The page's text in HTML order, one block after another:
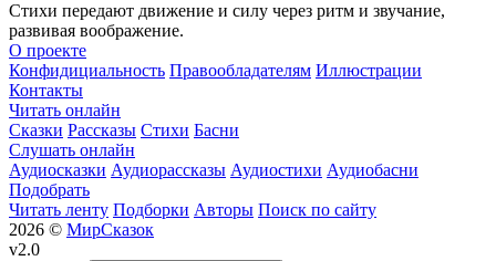
Стихи передают движение и силу через ритм и звучание,
развивая воображение.
О проекте
Конфидициальность Правообладателям Иллюстрации
Контакты
Читать онлайн
Сказки Рассказы Стихи Басни
Слушать онлайн
Аудиосказки Аудиорассказы Аудиостихи Аудиобасни
Подобрать
Читать ленту Подборки Авторы Поиск по сайту
2026 © МирСказок
v2.0